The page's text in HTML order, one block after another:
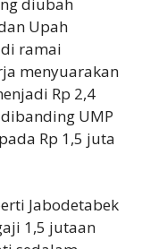
Upah
ramai
menyuarakan
Rp 2,4
UMP
Rp 1,5 juta
Jabodetabek
1,5 jutaan